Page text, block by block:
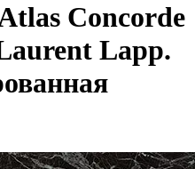
Concorde
Lapp.